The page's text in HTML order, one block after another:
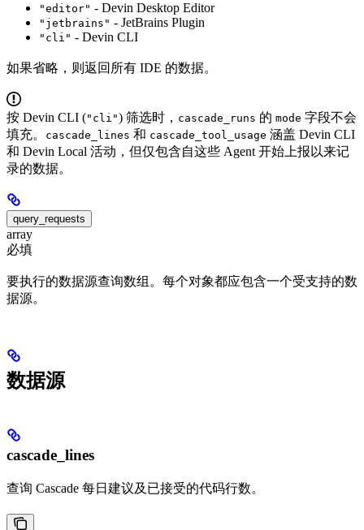
"editor" - Devin Desktop Editor
"jetbrains" - JetBrains Plugin
"cli" - Devin CLI
如果省略，则返回所有 IDE 的数据。
按 Devin CLI ("cli") 筛选时， cascade_runs 的 mode 字段不会
填充。
cascade_lines 和 cascade_tool_usage 涵盖 Devin CLI
和 Devin Local 活动，但仅包含自这些 Agent 开始上报以来记
录的数据。
query_requests
array
必填
要执行的数据源查询数组。每个对象都应包含一个受支持的数
据源。
数据源
cascade_lines
查询 Cascade 每日建议及已接受的代码行数。